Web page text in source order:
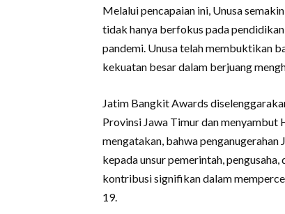
Melalui pencapaian ini, Unusa
tidak hanya berfokus pada
pandemi. Unusa telah membuktikan
kekuatan besar dalam berjuang
Jatim Bangkit Awards
Provinsi Jawa Timur dan
mengatakan, bahwa
kepada unsur pemerintah,
kontribusi signifikan dalam
19.